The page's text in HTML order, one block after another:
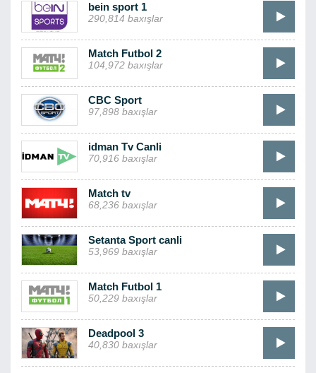
bein sport 1
290,814 baxışlar
Match Futbol 2
104,972 baxışlar
CBC Sport
97,898 baxışlar
idman Tv Canli
70,916 baxışlar
Match tv
68,236 baxışlar
Setanta Sport canli
53,969 baxışlar
Match Futbol 1
50,229 baxışlar
Deadpool 3
40,830 baxışlar